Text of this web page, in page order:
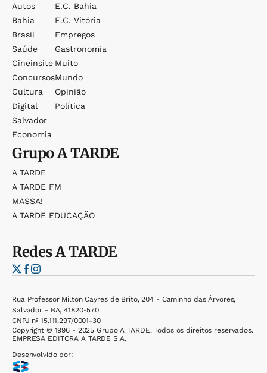
Autos
Bahia
Brasil
Saúde
Cineinsite
Concursos
Cultura
Digital
Salvador
Economia
E.c. Bahia
E.c. Vitória
Empregos
Gastronomia
Muito
Mundo
Opinião
Política
GrupoA TARDE
A TARDE
A TARDE FM
MASSA!
A TARDE EDUCAÇÃO
RedesA TARDE
Rua Professor Milton Cayres de Brito, 204 - Caminho das Árvores,
Salvador - BA, 41820-570
CNPJ nº 15.111.297/0001-30
Copyright © 1996 - 2025 Grupo A TARDE. Todos os direitos reservados.
EMPRESA EDITORA A TARDE S.A.
Desenvolvido por: